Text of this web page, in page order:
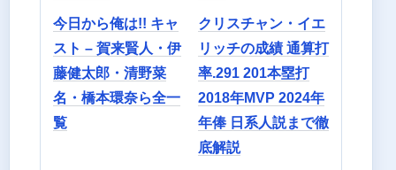
今日から俺は!! キャ
スト – 賀来賢人・伊
藤健太郎・清野菜
名・橋本環奈ら全一
覧
クリスチャン・イエ
リッチの成績 通算打
率.291 201本塁打
2018年MVP 2024年
年俸 日系人説まで徹
底解説